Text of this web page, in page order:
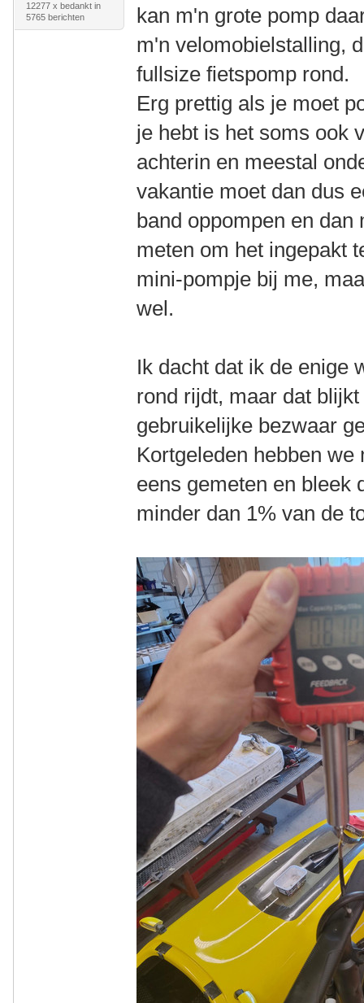
12277 x bedankt in
5765 berichten
kan m'n grote pomp
m'n velomobielstalling,
fullsize fietspomp rond.
Erg prettig als je moet
je hebt is het soms ook
achterin en meestal
vakantie moet dan dus
band oppompen en
meten om het ingepakt
mini-pompje bij me,
wel.
Ik dacht dat ik de enige
rond rijdt, maar dat
gebruikelijke bezwaar
Kortgeleden hebben
eens gemeten en bleek
minder dan 1% van de